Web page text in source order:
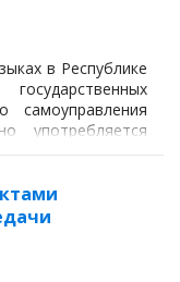
в Республике
самоуправления
употребляется
организаций
необходимости,